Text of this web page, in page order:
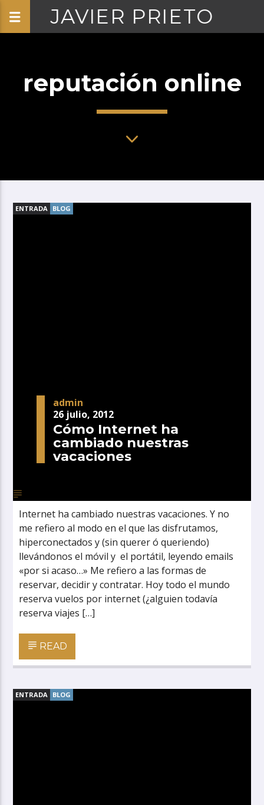
JAVIER PRIETO
reputación online
ENTRADA BLOG
admin
26 julio, 2012
Cómo Internet ha
cambiado nuestras
vacaciones
Internet ha cambiado nuestras vacaciones. Y no
me refiero al modo en el que las disfrutamos,
hiperconectados y (sin querer ó queriendo)
llevándonos el móvil y el portátil, leyendo emails
«por si acaso…» Me refiero a las formas de
reservar, decidir y contratar. Hoy todo el mundo
reserva vuelos por internet (¿alguien todavía
reserva viajes […]
READ
ENTRADA BLOG